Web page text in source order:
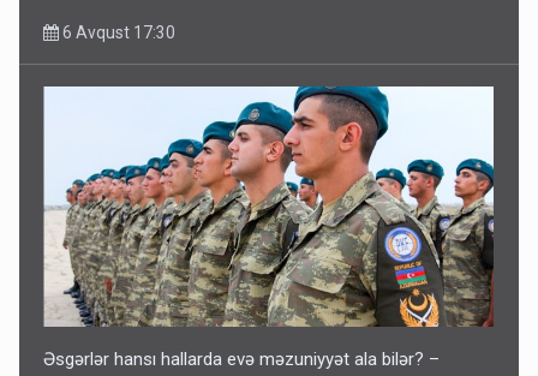
6 Avqust 17:30
Əsgərlər hansı hallarda evə məzuniyyət ala bilər? –